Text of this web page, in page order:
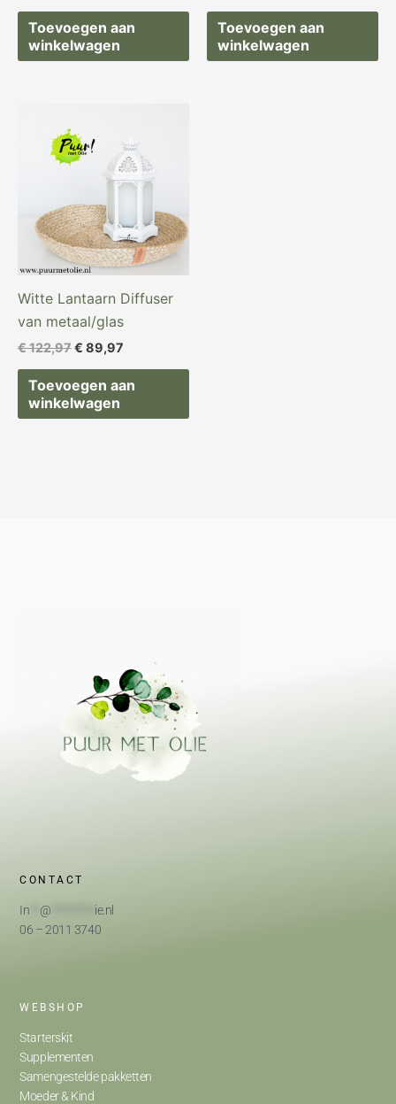
Toevoegen aan
winkelwagen
Toevoegen aan
winkelwagen
Witte Lantaarn Diffuser
van metaal/glas
€122,97
was:
€ 122,97.
€ 89,97
is:
€ 89,97.
Toevoegen aan
winkelwagen
CONTACT
In @
ie.nl
06 – 2011 3740
WEBSHOP
Starterskit
Supplementen
Samengestelde pakketten
Moeder & Kind